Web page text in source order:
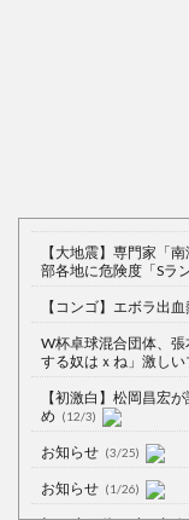
【大地震】専門家「
部各地に危険度「Sラ
【コンゴ】エボラ出
W杯卓球混合団体、
する奴はｘね」激しい
【初激白】松岡昌宏
め (12/3)
お知らせ (3/25)
お知らせ (1/26)